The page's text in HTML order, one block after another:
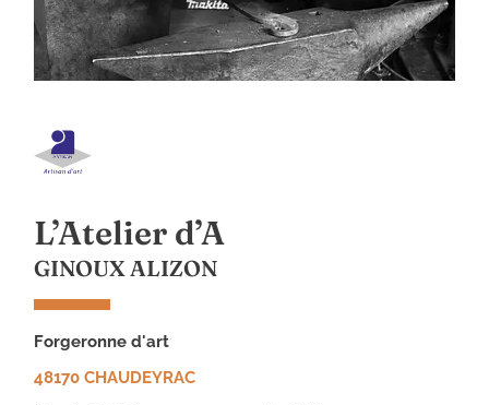
L’Atelier d’A
GINOUX ALIZON
forgeronne d'art
48170 CHAUDEYRAC